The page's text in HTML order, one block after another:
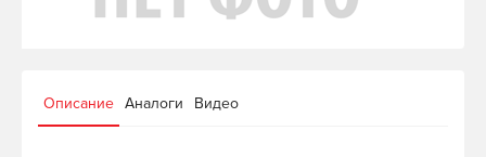
Описание Аналоги Видео